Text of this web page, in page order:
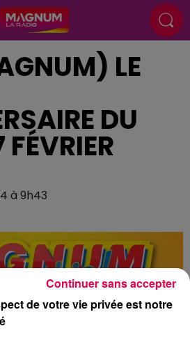
LE
DU
à 9h43
de votre vie privée est notre
Continuer sans accepter